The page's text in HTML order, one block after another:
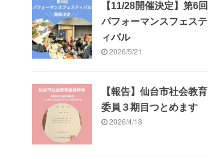
【11/28開催決定】第6回
パフォーマンスフェステ
ィバル
2026/5/21
【報告】仙台市社会教育
委員３期目つとめます
2026/4/18